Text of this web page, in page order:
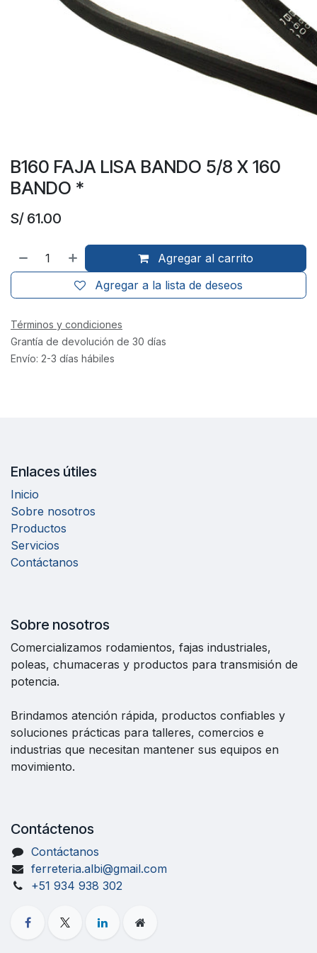
B160 FAJA LISA BANDO 5/8 X 160
BANDO *
S/ 61.00
Agregar al carrito
Agregar a la lista de deseos
Términos y condiciones
Grantía de devolución de 30 días
Envío: 2-3 días hábiles
Enlaces útiles
Inicio
Sobre nosotros
Productos
Servicios
Contáctanos
Sobre nosotros
Comercializamos rodamientos, fajas industriales,
poleas, chumaceras y productos para transmisión de
potencia.
Brindamos atención rápida, productos confiables y
soluciones prácticas para talleres, comercios e
industrias que necesitan mantener sus equipos en
movimiento.
Contáctenos
Contáctanos
ferreteria.albi@gmail.com
+51 934 938 302